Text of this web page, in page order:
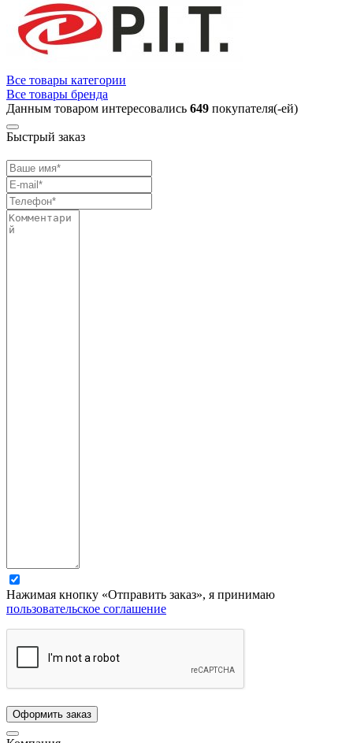
Все товары категории
Все товары бренда
Данным товаром интересовались 649 покупателя(-ей)
Быстрый заказ
Нажимая кнопку «Отправить заказ», я принимаю
пользовательское соглашение